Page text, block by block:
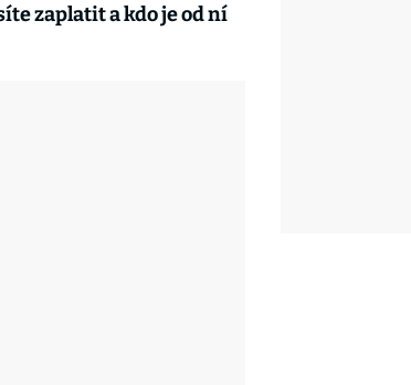
zaplatit a kdo je od ní